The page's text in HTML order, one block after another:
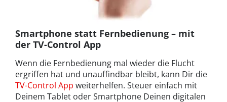
Smartphone statt Fernbedienung – mit
der TV-Control App
Wenn die Fernbedienung mal wieder die Flucht
ergriffen hat und unauffindbar bleibt, kann Dir die
TV-Control App weiterhelfen. Steuer einfach mit
Deinem Tablet oder Smartphone Deinen digitalen